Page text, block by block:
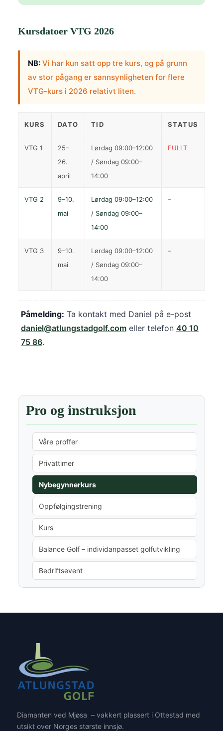
Kursdatoer VTG 2026
NB:Vi har kun satt opp tre kurs, og på grunn
av stor pågang er sannsynligheten for flere
VTG-kurs i 2026 relativt liten.
KURS DATO TID STATUS
VTG 1
25–
26.
april
Lørdag 09:00–12:00
/ Søndag 09:00–
14:00
FULLT
VTG 2
9–10.
mai
Lørdag 09:00–12:00
/ Søndag 09:00–
14:00
–
VTG 3
9–10.
mai
Lørdag 09:00–12:00
/ Søndag 09:00–
14:00
–
Påmelding: Ta kontakt med Daniel på e-post
daniel@atlungstadgolf.comeller telefon 40 10
75 86.
Pro og instruksjon
Våre proffer
Privattimer
Nybegynnerkurs
Oppfølgingstrening
Kurs
Balance Golf – individanpasset golfutvikling
Bedriftsevent
Diamanten ved Mjøsa – vakkert plassert i Ottestad med
utsikt over Norges største innsjø.